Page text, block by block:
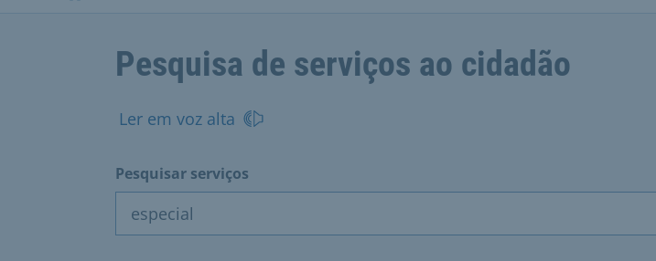
Pesquisa de serviços ao cidadão
Ler em voz alta
Pesquisar serviços